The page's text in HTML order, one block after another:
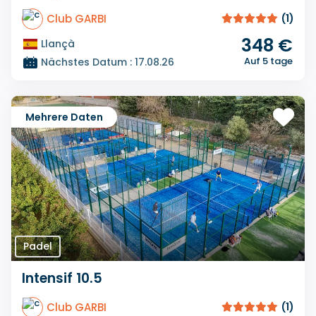
Club GARBI
(1)
Llançà
Nächstes Datum : 17.08.26
348 €
Auf 5 tage
Mehrere Daten
Padel
Intensif 10.5
Club GARBI
(1)